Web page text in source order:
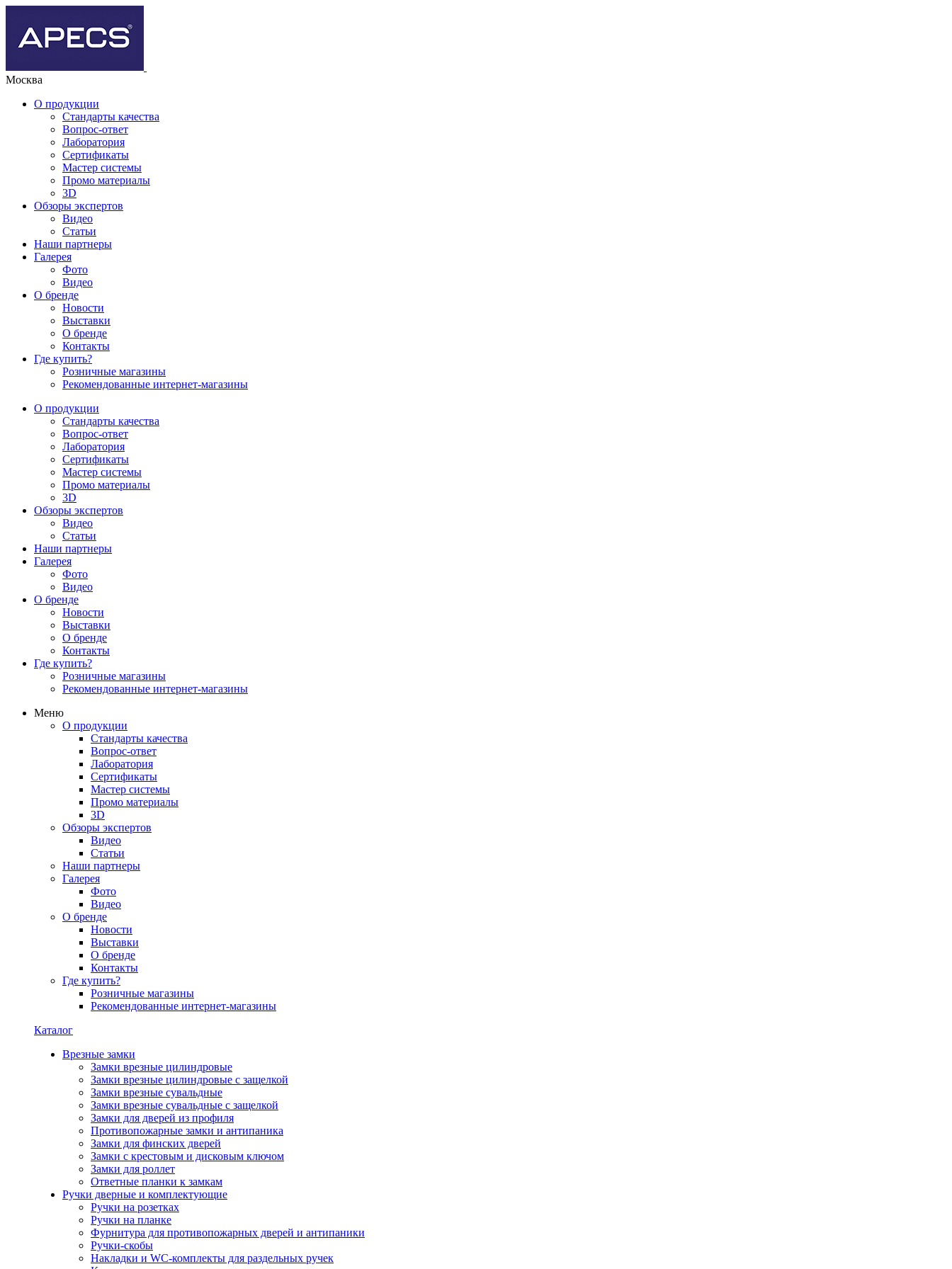
Москва
О продукции
Стандарты качества
Вопрос-ответ
Лаборатория
Сертификаты
Мастер системы
Промо материалы
3D
Обзоры экспертов
Видео
Статьи
Наши партнеры
Галерея
Фото
Видео
О бренде
Новости
Выставки
О бренде
Контакты
Где купить?
Розничные магазины
Рекомендованные интернет-магазины
О продукции
Стандарты качества
Вопрос-ответ
Лаборатория
Сертификаты
Мастер системы
Промо материалы
3D
Обзоры экспертов
Видео
Статьи
Наши партнеры
Галерея
Фото
Видео
О бренде
Новости
Выставки
О бренде
Контакты
Где купить?
Розничные магазины
Рекомендованные интернет-магазины
Меню
О продукции
Стандарты качества
Вопрос-ответ
Лаборатория
Сертификаты
Мастер системы
Промо материалы
3D
Обзоры экспертов
Видео
Статьи
Наши партнеры
Галерея
Фото
Видео
О бренде
Новости
Выставки
О бренде
Контакты
Где купить?
Розничные магазины
Рекомендованные интернет-магазины
Каталог
Врезные замки
Замки врезные цилиндровые
Замки врезные цилиндровые с защелкой
Замки врезные сувальдные
Замки врезные сувальдные с защелкой
Замки для дверей из профиля
Противопожарные замки и антипаника
Замки для финских дверей
Замки с крестовым и дисковым ключом
Замки для роллет
Ответные планки к замкам
Ручки дверные и комплектующие
Ручки на розетках
Ручки на планке
Фурнитура для противопожарных дверей и антипаники
Ручки-скобы
Накладки и WC-комплекты для раздельных ручек